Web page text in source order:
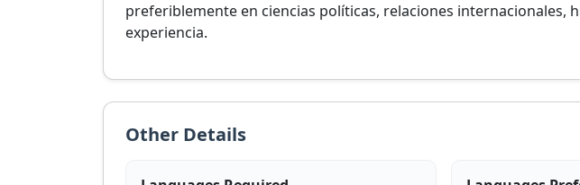
preferiblemente en ciencias políticas, relaciones internacionales,
experiencia.
Other Details